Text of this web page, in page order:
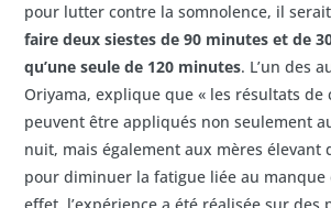
pour lutter contre la somnolence, il serait
faire deux siestes de 90 minutes et de
qu’une seule de 120 minutes. L’un des
Oriyama, explique que « les résultats de
peuvent être appliqués non seulement
nuit, mais également aux mères élevant
pour diminuer la fatigue liée au manque